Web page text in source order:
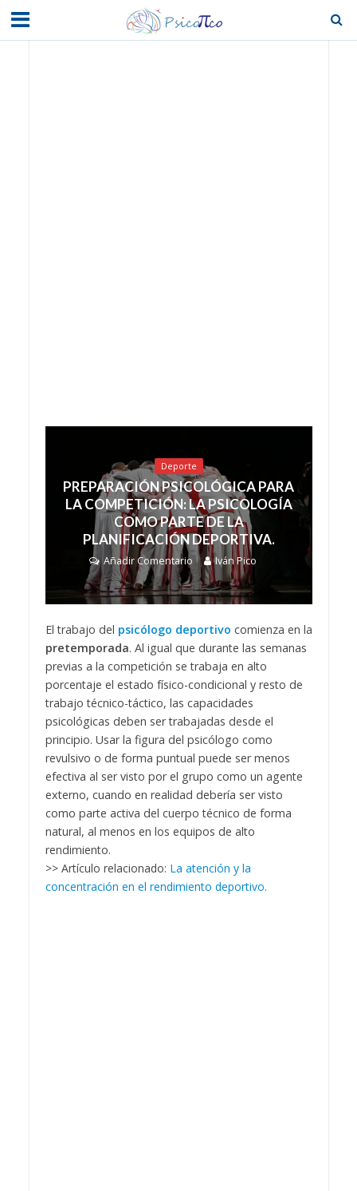
Deporte
PREPARACIÓN PSICOLÓGICA PARA
LA COMPETICIÓN: LA PSICOLOGÍA
COMO PARTE DE LA
PLANIFICACIÓN DEPORTIVA.
Añadir Comentario Iván Pico
El trabajo del psicólogo deportivo comienza en la
pretemporada. Al igual que durante las semanas
previas a la competición se trabaja en alto
porcentaje el estado físico-condicional y resto de
trabajo técnico-táctico, las capacidades
psicológicas deben ser trabajadas desde el
principio. Usar la figura del psicólogo como
revulsivo o de forma puntual puede ser menos
efectiva al ser visto por el grupo como un agente
externo, cuando en realidad debería ser visto
como parte activa del cuerpo técnico de forma
natural, al menos en los equipos de alto
rendimiento.
>> Artículo relacionado: La atención y la
concentración en el rendimiento deportivo.